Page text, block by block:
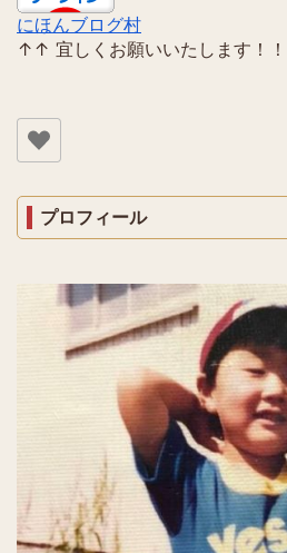
にほんブログ村
↑↑ 宜しくお願いいたします！！
プロフィール